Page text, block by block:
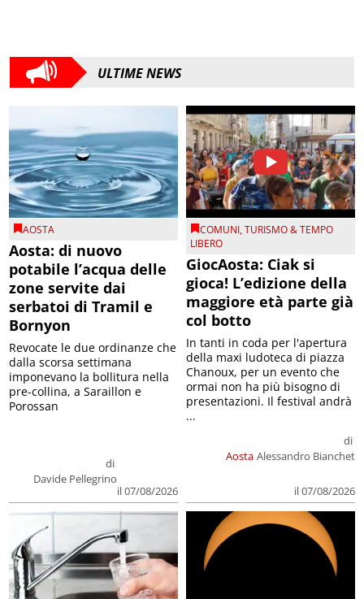
ULTIME NEWS
AOSTA
Aosta: di nuovo
potabile l’acqua delle
zone servite dai
serbatoi di Tramil e
Bornyon
di
Davide Pellegrino
il 07/08/2026
Revocate le due ordinanze che
dalla scorsa settimana
imponevano la bollitura nella
pre-collina, a Saraillon e
Porossan
COMUNI,TURISMO & TEMPO
LIBERO
GiocAosta: Ciak si
gioca! L’edizione della
maggiore età parte già
col botto
Aosta
di
Alessandro Bianchet
il 07/08/2026
In tanti in coda per l'apertura
della maxi ludoteca di piazza
Chanoux, per un evento che
ormai non ha più bisogno di
presentazioni. Il festival andrà
...